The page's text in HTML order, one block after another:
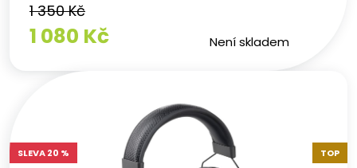
1 350 Kč
1 080 Kč Není skladem
SLEVA 20 % TOP